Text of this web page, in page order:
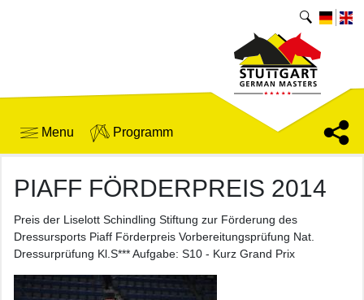
Menu Programm
PIAFF FÖRDERPREIS 2014
Preis der Liselott Schindling Stiftung zur Förderung des
Dressursports Piaff Förderpreis Vorbereitungsprüfung Nat.
Dressurprüfung Kl.S*** Aufgabe: S10 - Kurz Grand Prix